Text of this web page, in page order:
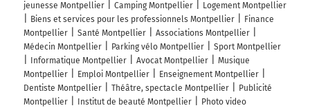
jeunesse Montpellier
Camping Montpellier
Logement Montpellier
Biens et services pour les professionnels Montpellier
Finance
Montpellier
Santé Montpellier
Associations Montpellier
Médecin Montpellier
Parking vélo Montpellier
Sport Montpellier
Informatique Montpellier
Avocat Montpellier
Musique
Montpellier
Emploi Montpellier
Enseignement Montpellier
Dentiste Montpellier
Théâtre, spectacle Montpellier
Publicité
Montpellier
Institut de beauté Montpellier
Photo video